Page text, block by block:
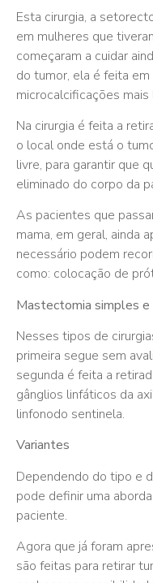
Esta cirurgia, a
em mulheres que
começaram a cuidar
do tumor, ela é feita
microcalcificações mais
Na cirurgia é feita a
o local onde está o
livre, para garantir que
eliminado do corpo da
As pacientes que
mama, em geral, ainda
necessário podem
como: colocação de
Mastectomia simples
Nesses tipos de
primeira segue sem
segunda é feita a
gânglios linfáticos da
linfonodo sentinela.
Variantes
Dependendo do tipo e
pode definir uma
paciente.
Agora que já foram
são feitas para retirar